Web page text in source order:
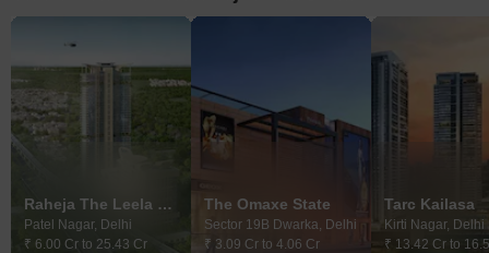
Raheja The Leela Sky Villas
Patel Nagar, Delhi
₹ 6.00 Cr to 25.43 Cr
The Omaxe State
Sector 19B Dwarka, Delhi
₹ 3.09 Cr to 4.06 Cr
Tarc Kailasa
Kirti Nagar, Delhi
₹ 13.42 Cr to